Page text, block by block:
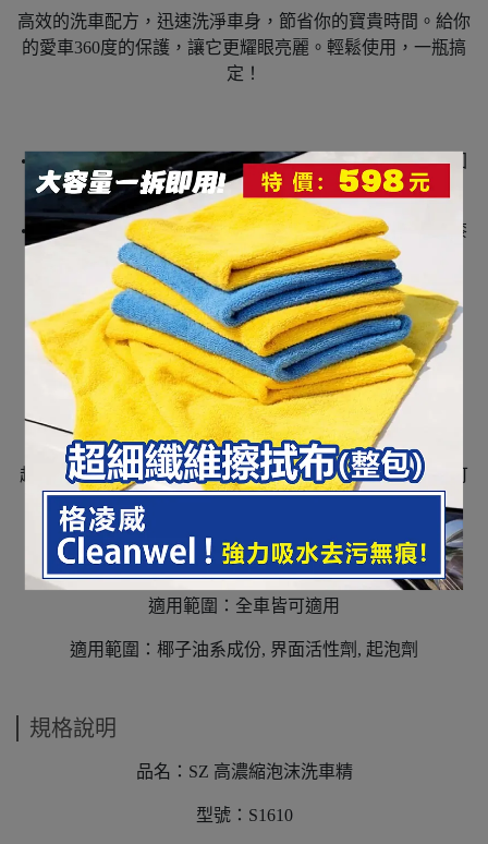
高效的洗車配方，迅速洗淨車身，節省你的寶貴時間。給你
的愛車360度的保護，讓它更耀眼亮麗。輕鬆使用，一瓶搞
定！
• 超高濃縮配方、簡單好用、中性不傷手無磷配方、快速回
復色彩與光亮。
• 洗車時泡沫柔順輕鬆帶走塵土與汙垢，且不傷原附著車漆
上的純蠟系產品。
• 特殊滋養配方可更有效呈現透徹的亮度。
使用方法：
超高濃縮 1:300配方 倒入適量的原液搭配清水混合使用即可
(正常一般車型只需 20-30ml的原液加入 的水混合)
適用範圍：全車皆可適用
適用範圍：椰子油系成份, 界面活性劑, 起泡劑
規格說明
品名：SZ 高濃縮泡沫洗車精
型號：S1610